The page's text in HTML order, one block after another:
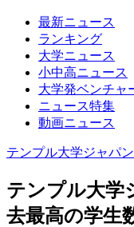
最新ニュース
ランキング
大学ニュース
小中高ニュース
大学発ベンチャ
ニュース特集
動画ニュース
テンプル大学ジャパ
テンプル大学
去最高の学生